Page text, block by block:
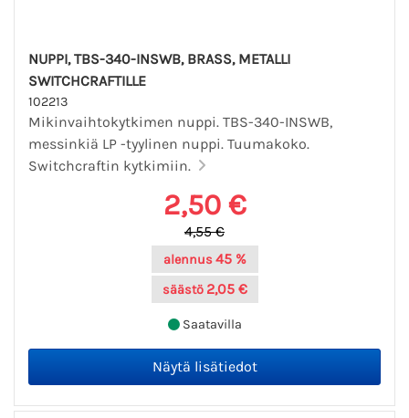
NUPPI, TBS-340-INSWB, BRASS, METALLI
SWITCHCRAFTILLE
102213
Mikinvaihtokytkimen nuppi. TBS-340-INSWB,
messinkiä LP -tyylinen nuppi. Tuumakoko.
Switchcraftin kytkimiin.
2,50 €
4,55 €
alennus 45 %
säästö 2,05 €
Saatavilla